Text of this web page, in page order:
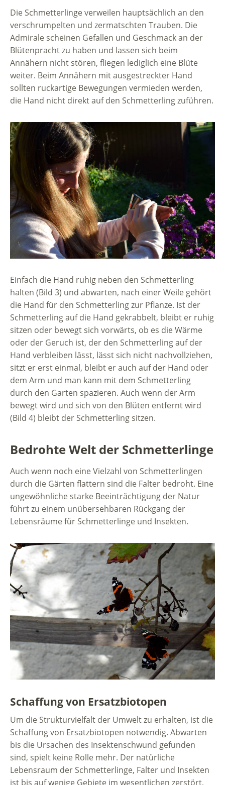
Die Schmetterlinge verweilen hauptsächlich an den
verschrumpelten und zermatschten Trauben. Die
Admirale scheinen Gefallen und Geschmack an der
Blütenpracht zu haben und lassen sich beim
Annähern nicht stören, fliegen lediglich eine Blüte
weiter. Beim Annähern mit ausgestreckter Hand
sollten ruckartige Bewegungen vermieden werden,
die Hand nicht direkt auf den Schmetterling zuführen.
Einfach die Hand ruhig neben den Schmetterling
halten (Bild 3) und abwarten, nach einer Weile gehört
die Hand für den Schmetterling zur Pflanze. Ist der
Schmetterling auf die Hand gekrabbelt, bleibt er ruhig
sitzen oder bewegt sich vorwärts, ob es die Wärme
oder der Geruch ist, der den Schmetterling auf der
Hand verbleiben lässt, lässt sich nicht nachvollziehen,
sitzt er erst einmal, bleibt er auch auf der Hand oder
dem Arm und man kann mit dem Schmetterling
durch den Garten spazieren. Auch wenn der Arm
bewegt wird und sich von den Blüten entfernt wird
(Bild 4) bleibt der Schmetterling sitzen.
Bedrohte Welt der Schmetterlinge
Auch wenn noch eine Vielzahl von Schmetterlingen
durch die Gärten flattern sind die Falter bedroht. Eine
ungewöhnliche starke Beeinträchtigung der Natur
führt zu einem unübersehbaren Rückgang der
Lebensräume für Schmetterlinge und Insekten.
Schaffung von Ersatzbiotopen
Um die Strukturvielfalt der Umwelt zu erhalten, ist die
Schaffung von Ersatzbiotopen notwendig. Abwarten
bis die Ursachen des Insektenschwund gefunden
sind, spielt keine Rolle mehr. Der natürliche
Lebensraum der Schmetterlinge, Falter und Insekten
ist bis auf wenige Gebiete im wesentlichen zerstört,